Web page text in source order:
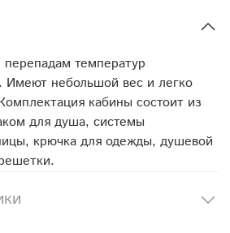
температур
небольшой вес и легко
кабины состоит из
для душа, системы
крючка для одежды, душевой